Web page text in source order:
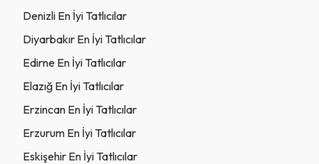
Denizli En İyi Tatlıcılar
Diyarbakır En İyi Tatlıcılar
Edirne En İyi Tatlıcılar
Elazığ En İyi Tatlıcılar
Erzincan En İyi Tatlıcılar
Erzurum En İyi Tatlıcılar
Eskişehir En İyi Tatlıcılar